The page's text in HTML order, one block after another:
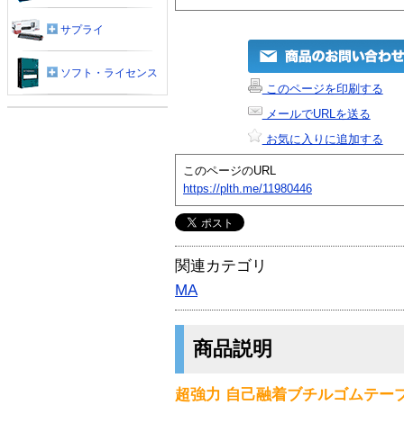
このページを印刷する
メールでURLを送る
お気に入りに追加する
このページのURL
https://plth.me/11980446
関連カテゴリ
MA
商品説明
超強力 自己融着ブチルゴムテー
サプライ
ソフト・ライセンス